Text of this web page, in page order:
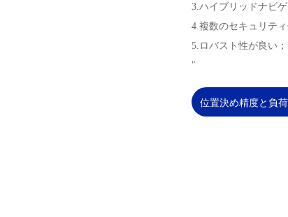
3.ハイブリッドナビゲ
4.複数のセキュリティ
5.ロバスト性が良い；
"
位置決め精度と負